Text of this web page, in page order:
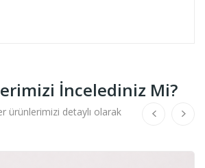
İncelediniz Mi?
ürünlerimizi detaylı olarak